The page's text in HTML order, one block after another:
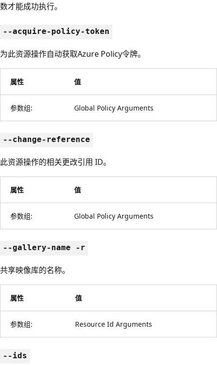
数才能成功执行。
--acquire-policy-token
为此资源操作自动获取Azure Policy令牌。
属性 值
参数组: Global Policy Arguments
--change-reference
此资源操作的相关更改引用 ID。
属性 值
参数组: Global Policy Arguments
--gallery-name -r
共享映像库的名称。
属性 值
参数组: Resource Id Arguments
--ids